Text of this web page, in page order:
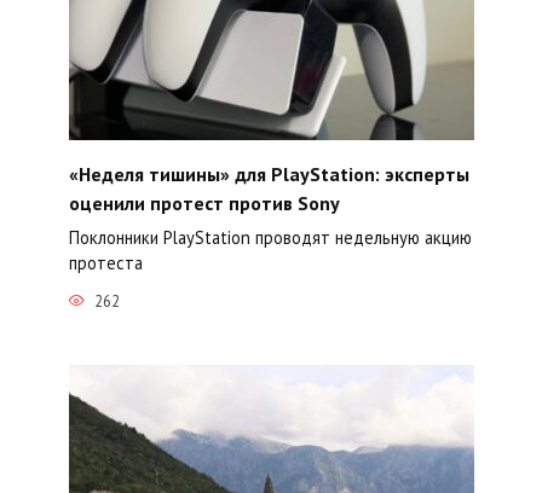
«Неделя тишины» для PlayStation: эксперты
оценили протест против Sony
Поклонники PlayStation проводят недельную акцию
протеста
262